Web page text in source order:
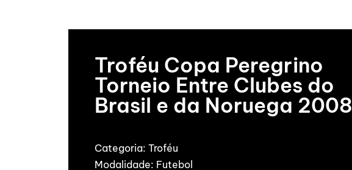
Troféu Copa Peregrino
Torneio Entre Clubes do
Brasil e da Noruega 2008
Categoria: Troféu
Modalidade: Futebol